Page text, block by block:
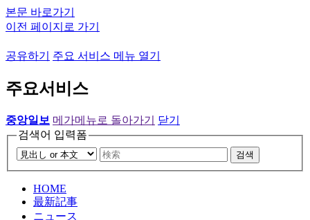
본문 바로가기
이전 페이지로 가기
공유하기 주요 서비스 메뉴 열기
주요서비스
중앙일보 메가메뉴로 돌아가기
닫기
검색어 입력폼
검색
HOME
最新記事
ニュース